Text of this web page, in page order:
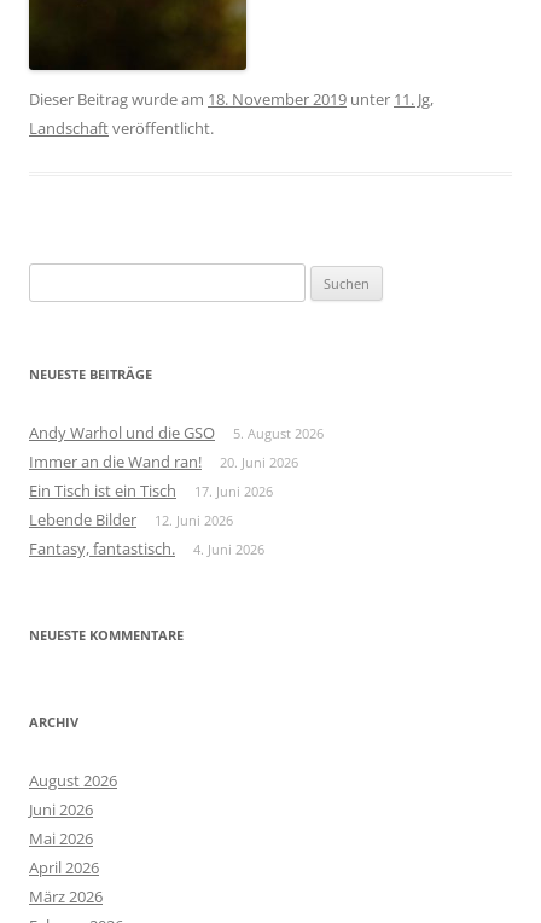
Dieser Beitrag wurde am 18. November 2019 unter 11. Jg,
Landschaftveröffentlicht.
nach:
NEUESTE BEITRÄGE
Andy Warhol und die GSO 5. August 2026
Immer an die Wand ran! 20. Juni 2026
Ein Tisch ist ein Tisch 17. Juni 2026
Lebende Bilder 12. Juni 2026
Fantasy, fantastisch. 4. Juni 2026
NEUESTE KOMMENTARE
ARCHIV
August 2026
Juni 2026
Mai 2026
April 2026
März 2026